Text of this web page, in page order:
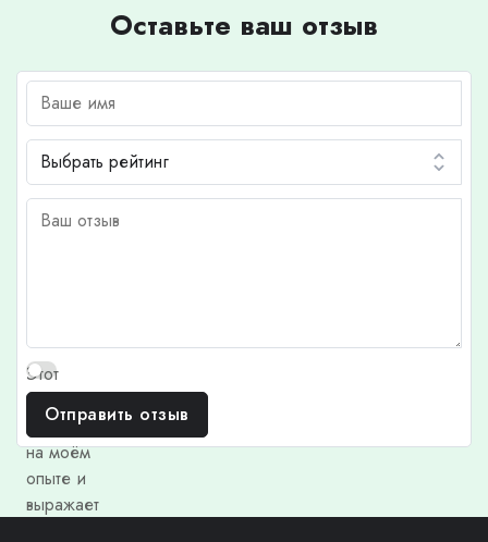
Оставьте ваш отзыв
Этот
отзыв
основан
на моём
опыте и
выражает
Отправить отзыв